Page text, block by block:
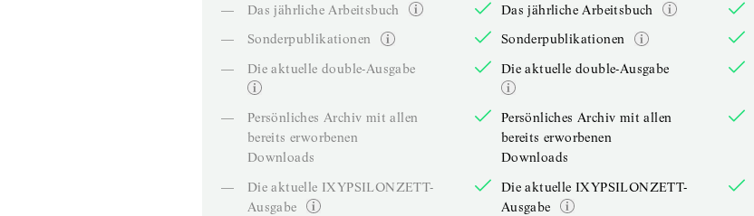
—
Das jährliche Arbeitsbuch
—
Sonderpublikationen
—
Die aktuelle double-Ausgabe
—
Persönliches Archiv mit allen
bereits erworbenen
Downloads
—
Die aktuelle IXYPSILONZETT-
Ausgabe
Das jährliche Arbeitsbuch
Sonderpublikationen
Die aktuelle double-Ausgabe
Persönliches Archiv mit allen
bereits erworbenen
Downloads
Die aktuelle IXYPSILONZETT-
Ausgabe